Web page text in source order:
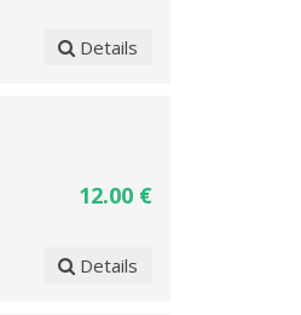
Details
12.00 €
Details